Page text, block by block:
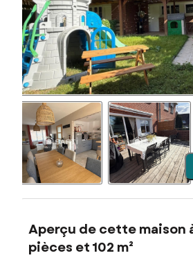
Aperçu de cette maison
pièces et 102 m²